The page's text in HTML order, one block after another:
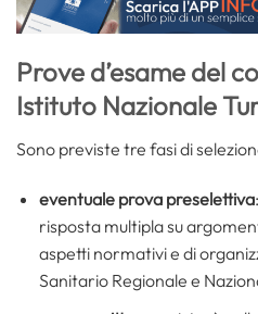
Prove d’esame del
Istituto Nazionale
Sono previste tre fasi di
eventuale prova preselettiva
risposta multipla su
aspetti normativi e di
Sanitario Regionale e